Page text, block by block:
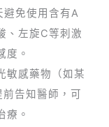
免使用含有A
、左旋C等刺激
度。
敏感藥物（如某
告知醫師，可
療。